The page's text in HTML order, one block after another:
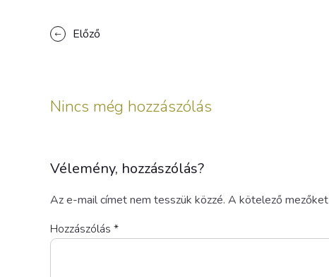
Előző
Nincs még hozzászólás
Vélemény, hozzászólás?
Az e-mail címet nem tesszük közzé. A kötelező mezőket
Hozzászólás *